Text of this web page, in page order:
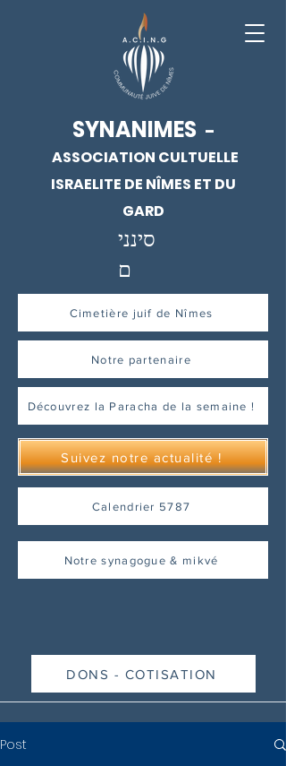
SYNANIMES -
ASSOCIATION CULTUELLE
ISRAELITE DE NÎMES ET DU
GARD
סינני
ם
Cimetière juif de Nîmes
Notre partenaire
Découvrez la Paracha de la semaine !
Suivez notre actualité !
Calendrier 5787
Notre synagogue & mikvé
DONS - COTISATION
Post